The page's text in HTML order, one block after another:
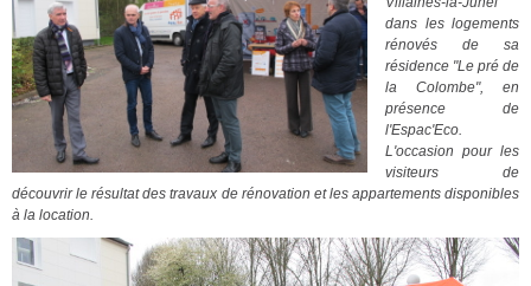
dans les logements
rénovés de sa
résidence "Le pré de
la Colombe", en
présence de
l'Espac'Eco.
L'occasion pour les
visiteurs de
découvrir le résultat des travaux de rénovation et les appartements disponibles
à la location.